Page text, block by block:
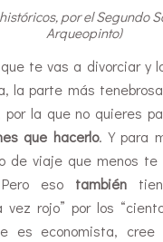
por el Segundo
Arqueopinto)
te vas a divorciar y
la parte más
por la que no quieres
que hacerlo. Y para
de viaje que menos
eso también
vez rojo” por los
es economista,